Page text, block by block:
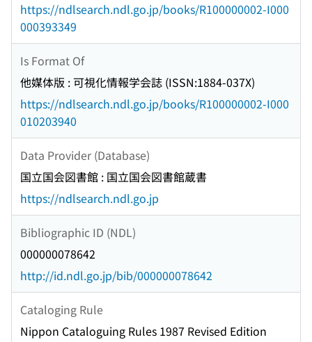
https://ndlsearch.ndl.go.jp/books/R100000002-I000
000393349
Is Format Of
他媒体版 : 可視化情報学会誌 (ISSN:1884-037X)
https://ndlsearch.ndl.go.jp/books/R100000002-I000
010203940
Data Provider (Database)
国立国会図書館 : 国立国会図書館蔵書
https://ndlsearch.ndl.go.jp
Bibliographic ID (NDL)
000000078642
http://id.ndl.go.jp/bib/000000078642
Cataloging Rule
Nippon Cataloguing Rules 1987 Revised Edition